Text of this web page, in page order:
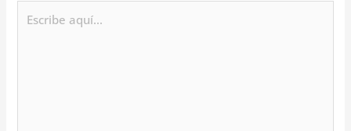
aquí...